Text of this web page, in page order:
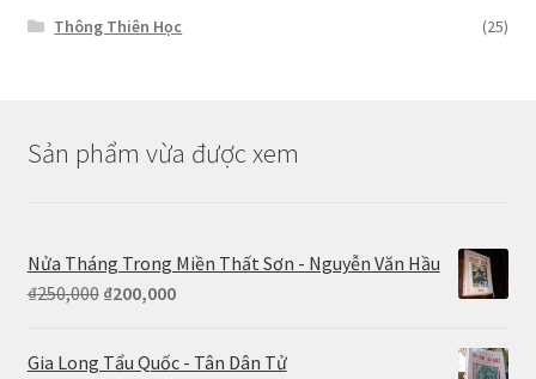
Thông Thiên Học
(25)
Sản phẩm vừa được xem
Nửa Tháng Trong Miền Thất Sơn - Nguyễn Văn Hầu
₫250,000 Giá
là:
₫200,000Giá
tại
Gia Long Tẩu Quốc - Tân Dân Tử